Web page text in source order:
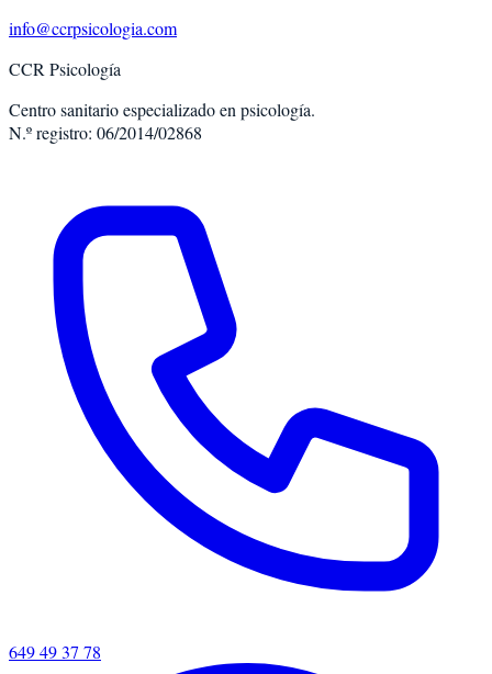
info@ccrpsicologia.com
CCR Psicología
Centro sanitario especializado en psicología.
N.º registro: 06/2014/02868
649 49 37 78